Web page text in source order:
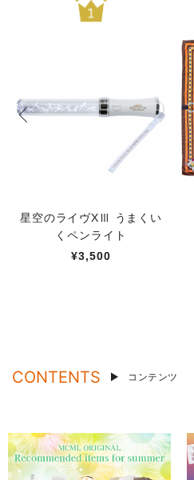
星空のライヴXⅢ うまくい
くペンライト
¥3,500
CONTENTS コンテンツ